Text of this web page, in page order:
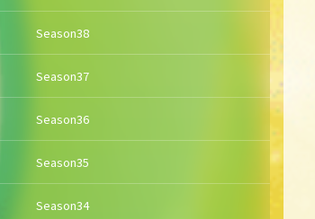
Season38
Season37
Season36
Season35
Season34